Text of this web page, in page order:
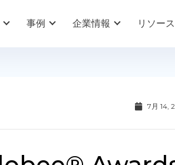
事例 企業情報 リソース
7月 14,